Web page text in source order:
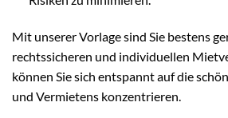
Mit unserer Vorlage sind Sie bestens
rechtssicheren und individuellen
können Sie sich entspannt auf die
und Vermietens konzentrieren.